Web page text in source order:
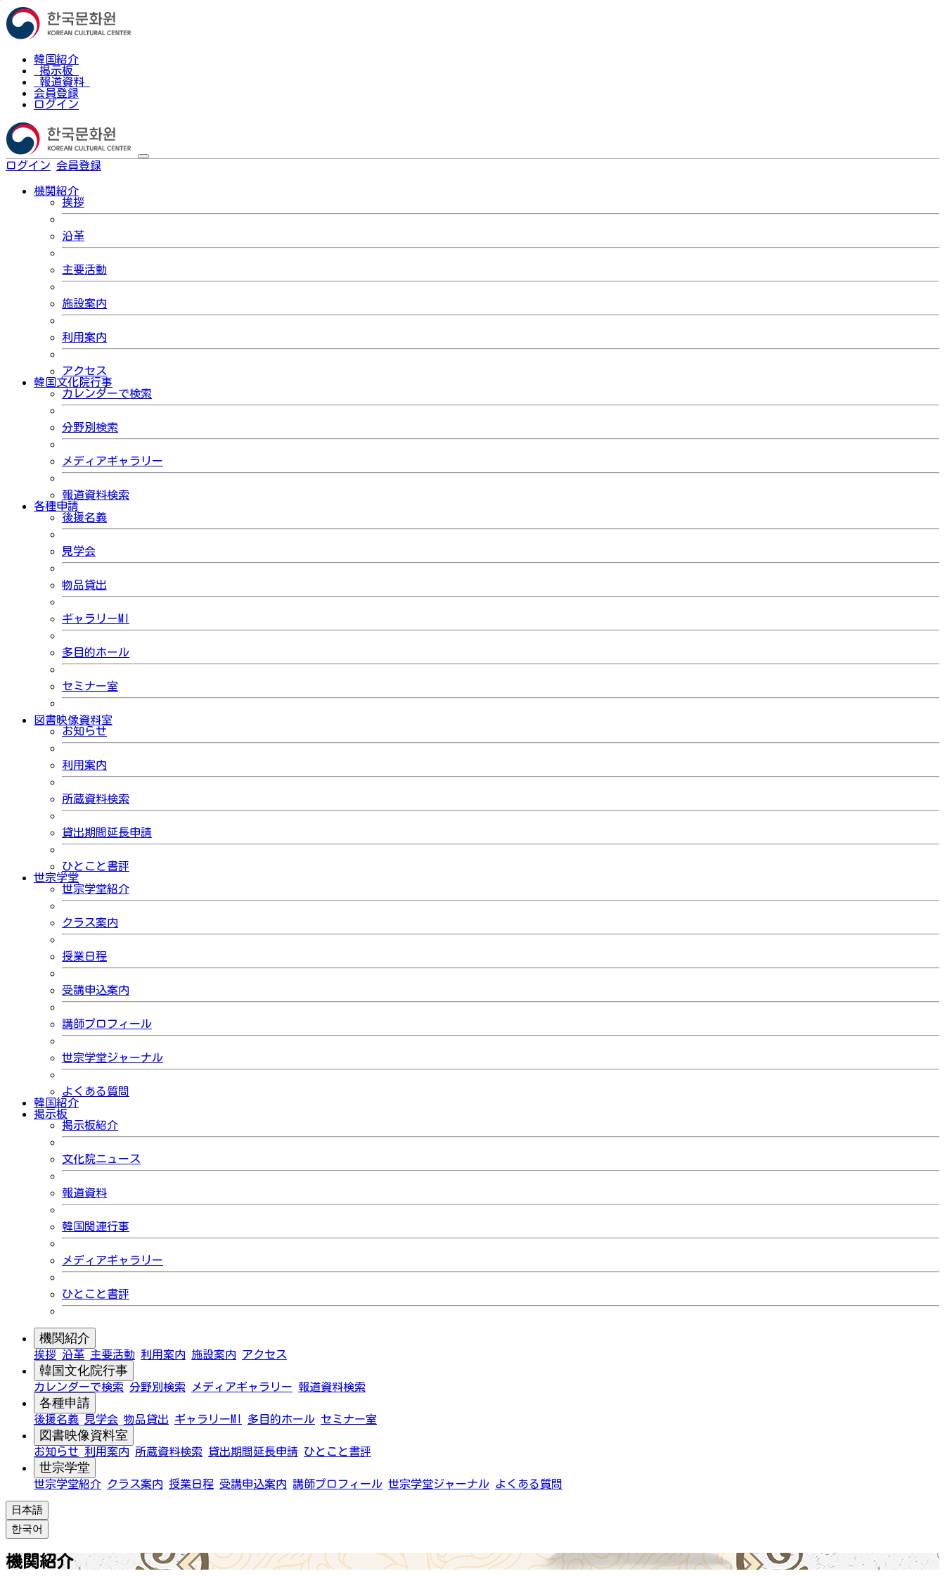
韓国紹介
掲示板
報道資料
会員登録
ログイン
ログイン 会員登録
機関紹介
挨拶
沿革
主要活動
施設案内
利用案内
アクセス
韓国文化院行事
カレンダーで検索
分野別検索
メディアギャラリー
報道資料検索
各種申請
後援名義
見学会
物品貸出
ギャラリーMI
多目的ホール
セミナー室
図書映像資料室
お知らせ
利用案内
所蔵資料検索
貸出期間延長申請
ひとこと書評
世宗学堂
世宗学堂紹介
クラス案内
授業日程
受講申込案内
講師プロフィール
世宗学堂ジャーナル
よくある質問
韓国紹介
掲示板
掲示板紹介
文化院ニュース
報道資料
韓国関連行事
メディアギャラリー
ひとこと書評
機関紹介
挨拶 沿革 主要活動 利用案内 施設案内 アクセス
韓国文化院行事
カレンダーで検索 分野別検索 メディアギャラリー 報道資料検索
各種申請
後援名義 見学会 物品貸出 ギャラリーMI 多目的ホール セミナー室
図書映像資料室
お知らせ 利用案内 所蔵資料検索 貸出期間延長申請 ひとこと書評
世宗学堂
世宗学堂紹介 クラス案内 授業日程 受講申込案内 講師プロフィール 世宗学堂ジャーナル よくある質問
日本語
한국어
機関紹介